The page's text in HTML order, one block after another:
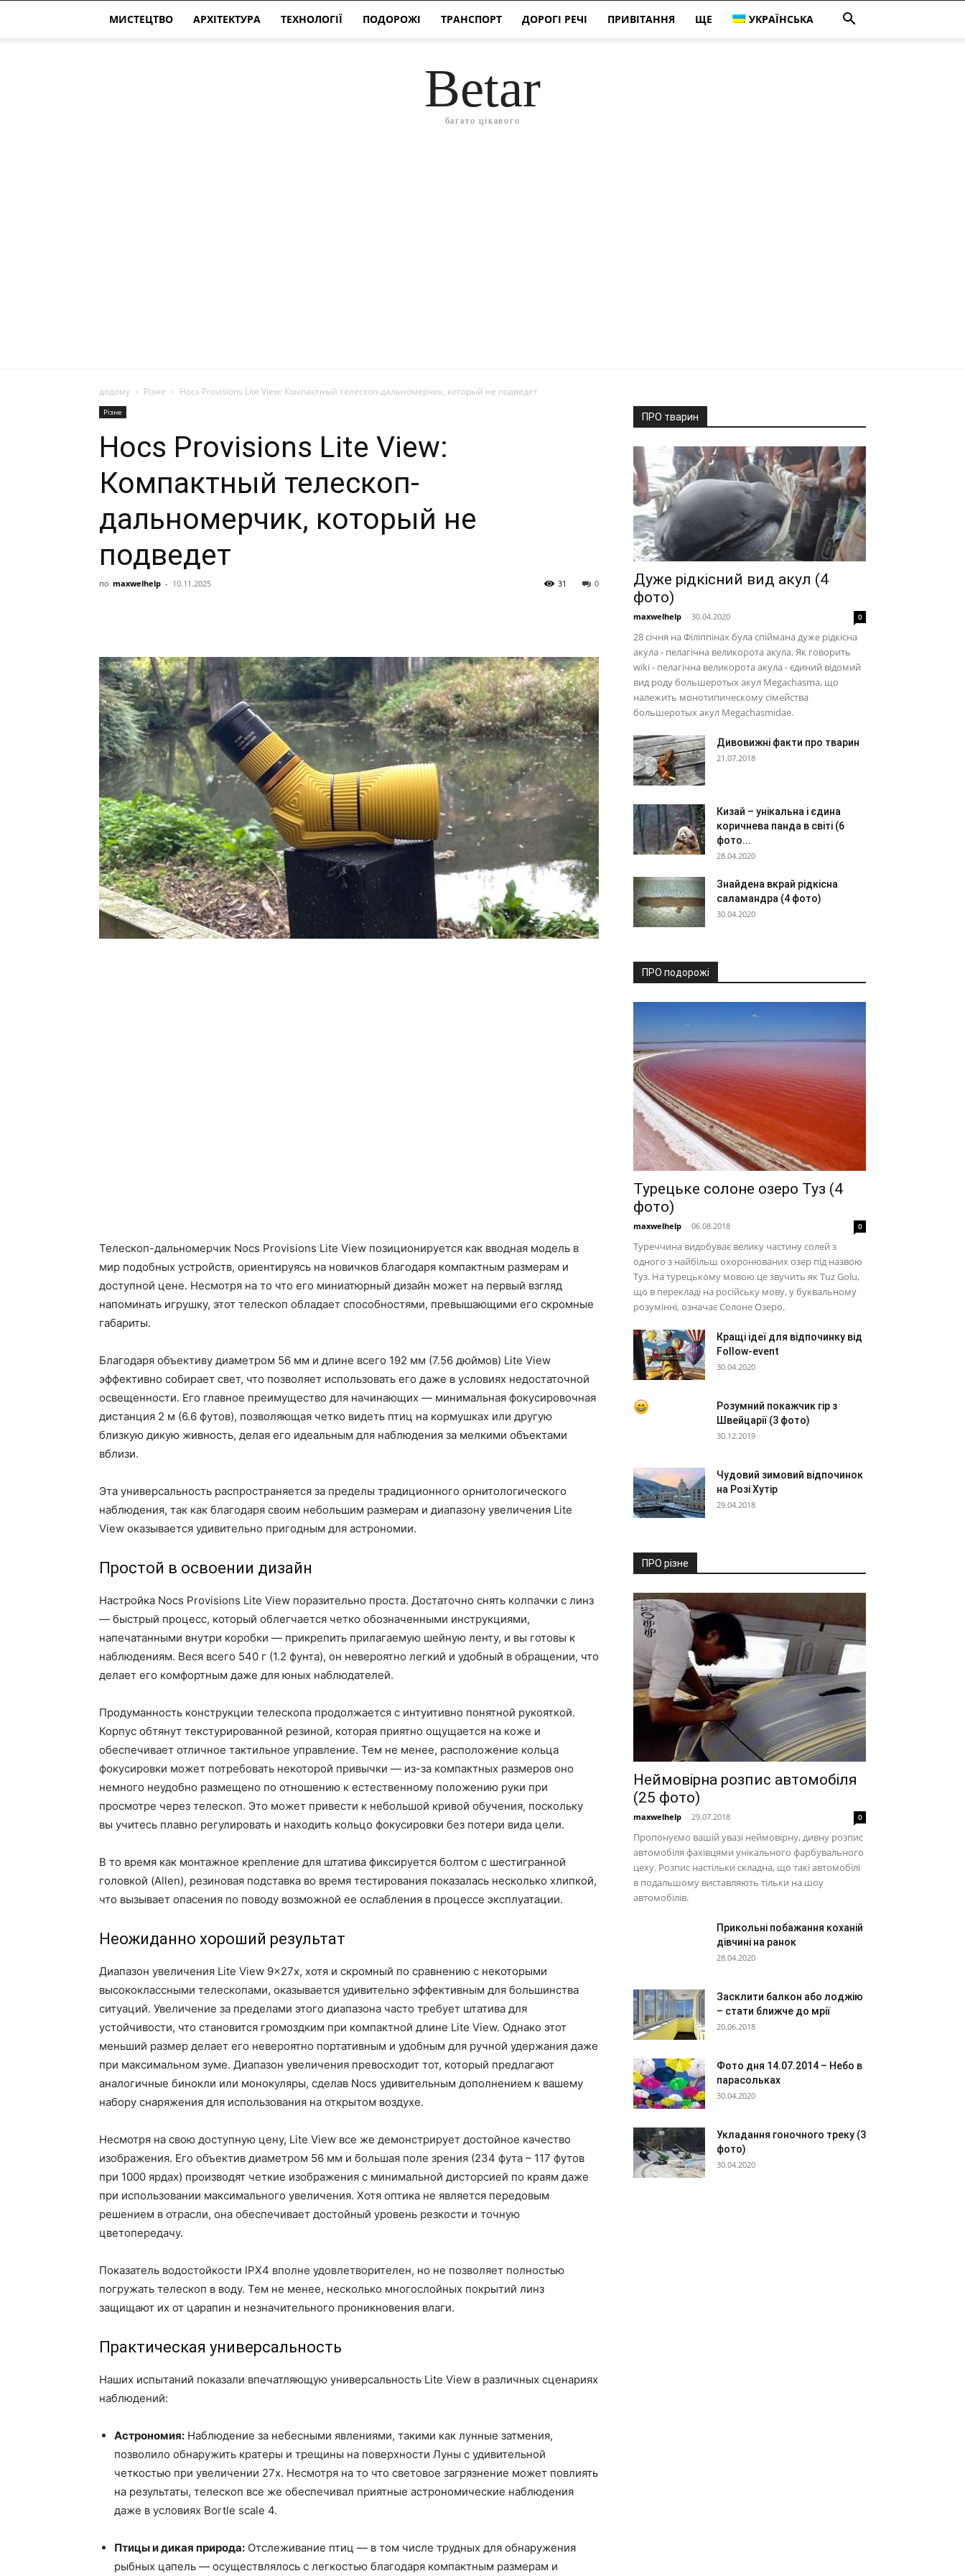
МИСТЕЦТВО АРХІТЕКТУРА ТЕХНОЛОГІЇ ПОДОРОЖІ ТРАНСПОРТ ДОРОГІ РЕЧІ ПРИВІТАННЯ ЩЕ УКРАЇНСЬКА
Betar
багато цікавого
додому Різне Нocs Provisions Lite View: Компактный телескоп-дальномерчик, который не подведет
Різне
Нocs Provisions Lite View:
Компактный телескоп-
дальномерчик, который не
подведет
по maxwelhelp - 10.11.2025 0
31
Телескоп-дальномерчик Nocs Provisions Lite View позиционируется как вводная модель в
мир подобных устройств, ориентируясь на новичков благодаря компактным размерам и
доступной цене. Несмотря на то что его миниатюрный дизайн может на первый взгляд
напоминать игрушку, этот телескоп обладает способностями, превышающими его скромные
габариты.
Благодаря объективу диаметром 56 мм и длине всего 192 мм (7.56 дюймов) Lite View
эффективно собирает свет, что позволяет использовать его даже в условиях недостаточной
освещенности. Его главное преимущество для начинающих — минимальная фокусировочная
дистанция 2 м (6.6 футов), позволяющая четко видеть птиц на кормушках или другую
близкую дикую живность, делая его идеальным для наблюдения за мелкими объектами
вблизи.
Эта универсальность распространяется за пределы традиционного орнитологического
наблюдения, так как благодаря своим небольшим размерам и диапазону увеличения Lite
View оказывается удивительно пригодным для астрономии.
Простой в освоении дизайн
Настройка Nocs Provisions Lite View поразительно проста. Достаточно снять колпачки с линз
— быстрый процесс, который облегчается четко обозначенными инструкциями,
напечатанными внутри коробки — прикрепить прилагаемую шейную ленту, и вы готовы к
наблюдениям. Веся всего 540 г (1.2 фунта), он невероятно легкий и удобный в обращении, что
делает его комфортным даже для юных наблюдателей.
Продуманность конструкции телескопа продолжается с интуитивно понятной рукояткой.
Корпус обтянут текстурированной резиной, которая приятно ощущается на коже и
обеспечивает отличное тактильное управление. Тем не менее, расположение кольца
фокусировки может потребовать некоторой привычки — из-за компактных размеров оно
немного неудобно размещено по отношению к естественному положению руки при
просмотре через телескоп. Это может привести к небольшой кривой обучения, поскольку
вы учитесь плавно регулировать и находить кольцо фокусировки без потери вида цели.
В то время как монтажное крепление для штатива фиксируется болтом с шестигранной
головкой (Allen), резиновая подставка во время тестирования показалась несколько хлипкой,
что вызывает опасения по поводу возможной ее ослабления в процессе эксплуатации.
Неожиданно хороший результат
Диапазон увеличения Lite View 9x27x, хотя и скромный по сравнению с некоторыми
высококлассными телескопами, оказывается удивительно эффективным для большинства
ситуаций. Увеличение за пределами этого диапазона часто требует штатива для
устойчивости, что становится громоздким при компактной длине Lite View. Однако этот
меньший размер делает его невероятно портативным и удобным для ручной удержания даже
при максимальном зуме. Диапазон увеличения превосходит тот, который предлагают
аналогичные бинокли или монокуляры, сделав Nocs удивительным дополнением к вашему
набору снаряжения для использования на открытом воздухе.
Несмотря на свою доступную цену, Lite View все же демонстрирует достойное качество
изображения. Его объектив диаметром 56 мм и большая поле зрения (234 фута – 117 футов
при 1000 ярдах) производят четкие изображения с минимальной дисторсией по краям даже
при использовании максимального увеличения. Хотя оптика не является передовым
решением в отрасли, она обеспечивает достойный уровень резкости и точную
цветопередачу.
Показатель водостойкости IPX4 вполне удовлетворителен, но не позволяет полностью
погружать телескоп в воду. Тем не менее, несколько многослойных покрытий линз
защищают их от царапин и незначительного проникновения влаги.
Практическая универсальность
Наших испытаний показали впечатляющую универсальность Lite View в различных сценариях
наблюдений:
Астрономия: Наблюдение за небесными явлениями, такими как лунные затмения,
позволило обнаружить кратеры и трещины на поверхности Луны с удивительной
четкостью при увеличении 27x. Несмотря на то что световое загрязнение может повлиять
на результаты, телескоп все же обеспечивал приятные астрономические наблюдения
даже в условиях Bortle scale 4.
Птицы и дикая природа: Отслеживание птиц — в том числе трудных для обнаружения
рыбных цапель — осуществлялось с легкостью благодаря компактным размерам и
ПРО тварин
Дуже рідкісний вид акул (4
фото)
maxwelhelp - 30.04.2020 0
28 січня на Філіппінах була спіймана дуже рідкісна
акула - пелагічна великорота акула. Як говорить
wiki - пелагічна великорота акула - єдиний відомий
вид роду большеротых акул Megachasma, що
належить монотипическому сімейства
большеротых акул Megachasmidae.
Дивовижні факти про тварин
21.07.2018
Кизай – унікальна і єдина
коричнева панда в світі (6
фото...
28.04.2020
Знайдена вкрай рідкісна
саламандра (4 фото)
30.04.2020
ПРО подорожі
Турецьке солоне озеро Туз (4
фото)
maxwelhelp - 06.08.2018 0
Туреччина видобуває велику частину солей з
одного з найбільш охоронюваних озер під назвою
Туз. На турецькому мовою це звучить як Tuz Golu,
що в перекладі на російську мову, у буквальному
розумінні, означає Солоне Озеро.
Кращі ідеї для відпочинку від
Follow-event
30.04.2020
Розумний покажчик гір з
Швейцарії (3 фото)
30.12.2019
Чудовий зимовий відпочинок
на Розі Хутір
29.04.2018
ПРО різне
Неймовірна розпис автомобіля
(25 фото)
maxwelhelp - 29.07.2018 0
Пропонуємо вашій увазі неймовірну, дивну розпис
автомобіля фахівцями унікального фарбувального
цеху. Розпис настільки складна, що такі автомобілі
в подальшому виставляють тільки на шоу
автомобілів.
Прикольні побажання коханій
дівчині на ранок
28.04.2020
Засклити балкон або лоджію
– стати ближче до мрії
20.06.2018
Фото дня 14.07.2014 – Небо в
парасольках
30.04.2020
Укладання гоночного треку (3
фото)
30.04.2020